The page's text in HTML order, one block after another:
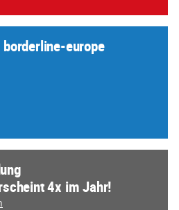
europe
4x im Jahr!